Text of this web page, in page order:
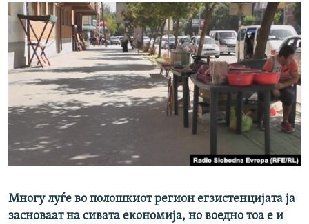
СЛЕДЕТЕ НЕ
РСЕ веб страници
Многу луѓе во полошкиот регион егзистенцијата ја
засноваат на сивата економија, но воедно тоа е и